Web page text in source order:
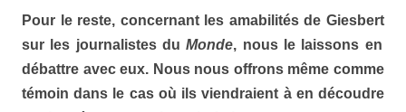
Pour le reste, concernant les amabilités de Giesbert
sur les journalistes duMonde, nous le laissons en
débattre avec eux. Nous nous offrons même comme
témoin dans le cas où ils viendraient à en découdre